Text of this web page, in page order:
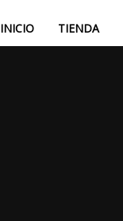
INICIO TIENDA